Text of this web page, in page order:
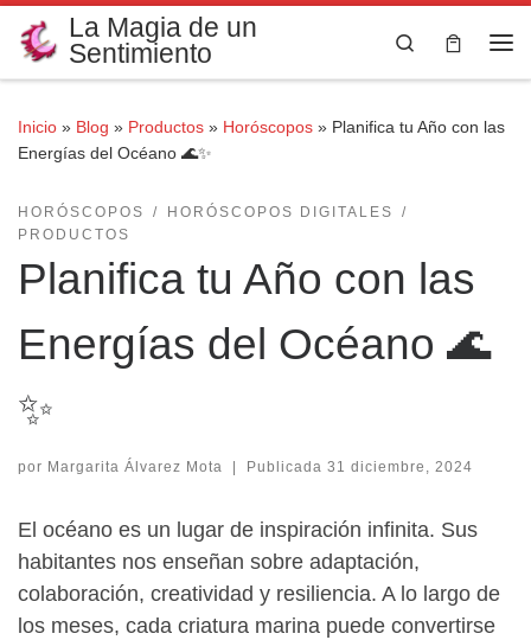
Saltar al contenido
La Magia de un
Sentimiento
Search
Inicio » Blog » Productos » Horóscopos » Planifica tu Año con las
Energías del Océano 🌊✨
HORÓSCOPOS
HORÓSCOPOS DIGITALES
PRODUCTOS
Planifica tu Año con las
Energías del Océano 🌊
✨
por Margarita Álvarez Mota Publicada 31 diciembre, 2024
El océano es un lugar de inspiración infinita. Sus
habitantes nos enseñan sobre adaptación,
colaboración, creatividad y resiliencia. A lo largo de
los meses, cada criatura marina puede convertirse